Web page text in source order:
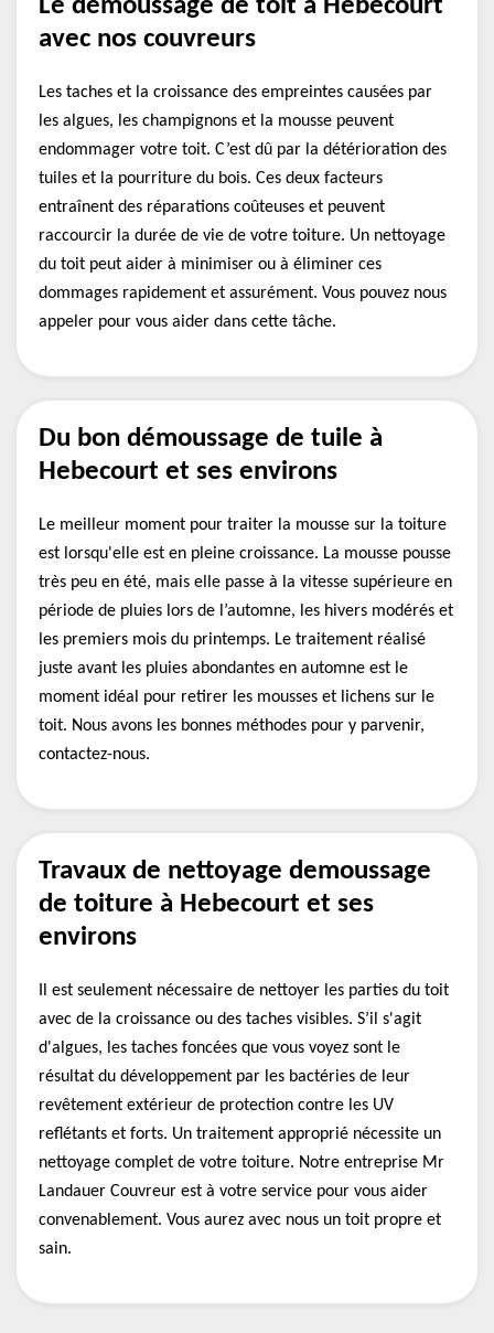
Le démoussage de toit à Hebecourt
avec nos couvreurs
Les taches et la croissance des empreintes causées par
les algues, les champignons et la mousse peuvent
endommager votre toit. C’est dû par la détérioration des
tuiles et la pourriture du bois. Ces deux facteurs
entraînent des réparations coûteuses et peuvent
raccourcir la durée de vie de votre toiture. Un nettoyage
du toit peut aider à minimiser ou à éliminer ces
dommages rapidement et assurément. Vous pouvez nous
appeler pour vous aider dans cette tâche.
Du bon démoussage de tuile à
Hebecourt et ses environs
Le meilleur moment pour traiter la mousse sur la toiture
est lorsqu'elle est en pleine croissance. La mousse pousse
très peu en été, mais elle passe à la vitesse supérieure en
période de pluies lors de l’automne, les hivers modérés et
les premiers mois du printemps. Le traitement réalisé
juste avant les pluies abondantes en automne est le
moment idéal pour retirer les mousses et lichens sur le
toit. Nous avons les bonnes méthodes pour y parvenir,
contactez-nous.
Travaux de nettoyage demoussage
de toiture à Hebecourt et ses
environs
Il est seulement nécessaire de nettoyer les parties du toit
avec de la croissance ou des taches visibles. S’il s'agit
d'algues, les taches foncées que vous voyez sont le
résultat du développement par les bactéries de leur
revêtement extérieur de protection contre les UV
reflétants et forts. Un traitement approprié nécessite un
nettoyage complet de votre toiture. Notre entreprise Mr
Landauer Couvreur est à votre service pour vous aider
convenablement. Vous aurez avec nous un toit propre et
sain.